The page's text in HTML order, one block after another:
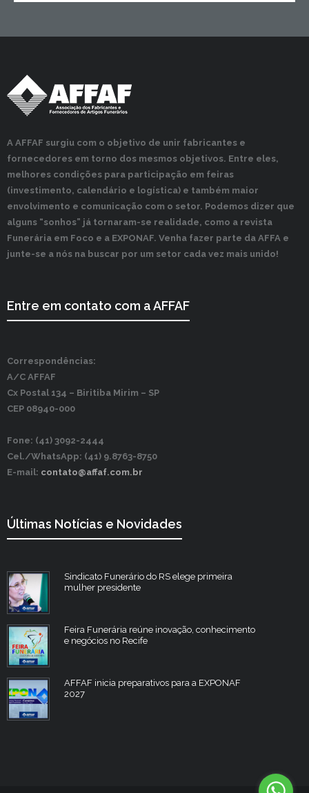
A AFFAF surgiu com o objetivo de unir fabricantes e
fornecedores em torno dos mesmos objetivos. Entre eles,
melhores condições para participação em feiras
(investimento, calendário e logística) e também maior
envolvimento e comunicação com o setor. Podemos dizer que
alguns “sonhos” já tornaram-se realidade, como a revista
Funerária em Foco e a EXPONAF. Venha fazer parte da AFFA e
junte-se a nós na buscar por um setor cada vez mais unido!
Entre em contato com a AFFAF
Correspondências:
A/C AFFAF
Cx Postal 134 – Biritiba Mirim – SP
CEP 08940-000
Fone: (41) 3092-2444
Cel./WhatsApp: (41) 9.8763-8750
E-mail: contato@affaf.com.br
Últimas Notícias e Novidades
Sindicato Funerário do RS elege primeira
mulher presidente
Feira Funerária reúne inovação, conhecimento
e negócios no Recife
AFFAF inicia preparativos para a EXPONAF
2027